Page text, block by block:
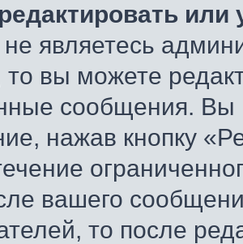
являетесь
вы можете
сообщения. Вы
нажав кнопку
вашего
то после